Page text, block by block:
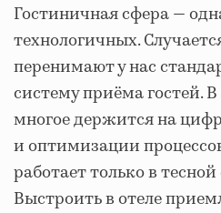
Гостиничная сфера —
технологичных.
перенимают у нас
систему приёма гостей.
многое держится на
и оптимизации
работает только в
Выстроить в отеле